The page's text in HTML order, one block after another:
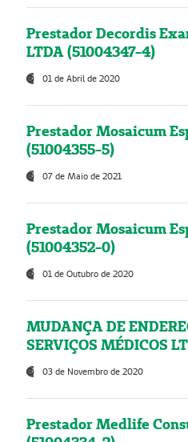
Prestador Decordis
LTDA (51004347-4)
01 de Abril de 2020
Prestador Mosaicum
(51004355-5)
07 de Maio de 2021
Prestador Mosaicum
(51004352-0)
01 de Outubro de 2020
MUDANÇA DE
SERVIÇOS MÉDICOS
03 de Novembro de 2020
Prestador Medlife